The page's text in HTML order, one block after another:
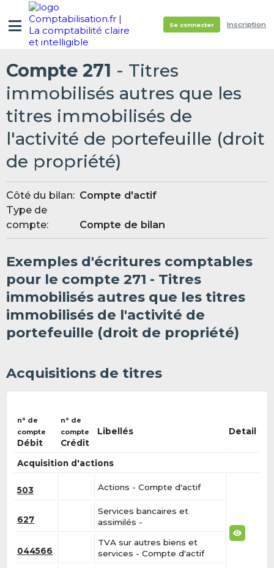
Se connecter Inscription
Compte 271 - Titres
immobilisés autres que les
titres immobilisés de
l'activité de portefeuille (droit
de propriété)
Côté du bilan: Compte d'actif
Type de
compte:
Compte de bilan
Exemples d'écritures comptables
pour le compte 271 - Titres
immobilisés autres que les titres
immobilisés de l'activité de
portefeuille (droit de propriété)
Acquisitions de titres
n° de
compte
Débit
n° de
compte
Crédit
Libellés Detail
Acquisition d'actions
503 Actions - Compte d'actif
627
Services bancaires et
assimilés -
044566
TVA sur autres biens et
services - Compte d'actif